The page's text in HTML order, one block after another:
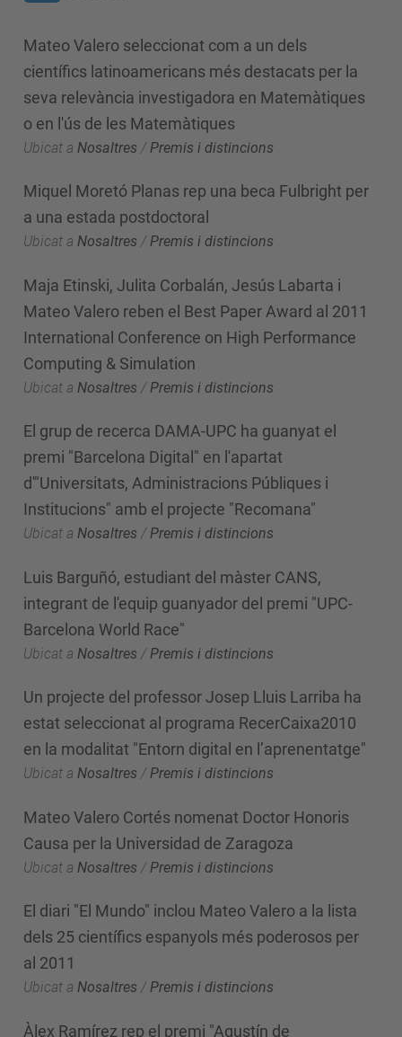
Mateo Valero seleccionat com a un dels
científics latinoamericans més destacats per la
seva relevància investigadora en Matemàtiques
o en l'ús de les Matemàtiques
Ubicat a Nosaltres / Premis i distincions
Miquel Moretó Planas rep una beca Fulbright per
a una estada postdoctoral
Ubicat a Nosaltres /Premis i distincions
Maja Etinski, Julita Corbalán, Jesús Labarta i
Mateo Valero reben el Best Paper Award al 2011
International Conference on High Performance
Computing & Simulation
Ubicat a Nosaltres / Premis i distincions
El grup de recerca DAMA-UPC ha guanyat el
premi "Barcelona Digital" en l'apartat
d'"Universitats, Administracions Públiques i
Institucions" amb el projecte "Recomana"
Ubicat a Nosaltres /Premis i distincions
Luis Barguñó, estudiant del màster CANS,
integrant de l'equip guanyador del premi "UPC-
Barcelona World Race"
Ubicat a Nosaltres / Premis i distincions
Un projecte del professor Josep Lluis Larriba ha
estat seleccionat al programa RecerCaixa2010
en la modalitat "Entorn digital en l’aprenentatge"
Ubicat a Nosaltres /Premis i distincions
Mateo Valero Cortés nomenat Doctor Honoris
Causa per la Universidad de Zaragoza
Ubicat a Nosaltres / Premis i distincions
El diari "El Mundo" inclou Mateo Valero a la lista
dels 25 científics espanyols més poderosos per
al 2011
Ubicat a Nosaltres /Premis i distincions
Àlex Ramírez rep el premi "Agustín de